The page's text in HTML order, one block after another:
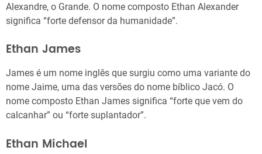
Alexandre, o Grande. O nome composto Ethan Alexander
significa “forte defensor da humanidade”.
Ethan James
James é um nome inglês que surgiu como uma variante do
nome Jaime, uma das versões do nome bíblico Jacó. O
nome composto Ethan James significa “forte que vem do
calcanhar” ou “forte suplantador”.
Ethan Michael